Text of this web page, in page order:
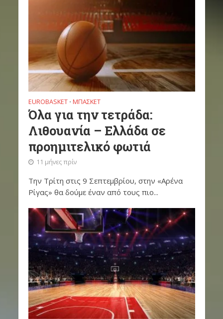
EUROBASKET • ΜΠΆΣΚΕΤ
Όλα για την τετράδα:
Λιθουανία – Ελλάδα σε
προημιτελικό φωτιά
11 μήνες πρίν
Την Τρίτη στις 9 Σεπτεμβρίου, στην «Αρένα
Ρίγας» θα δούμε έναν από τους πιο...